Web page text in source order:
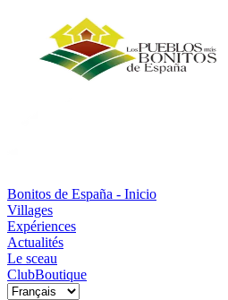
Bonitos de España - Inicio
Villages
Expériences
Actualités
Le sceau
ClubBoutique